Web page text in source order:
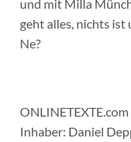
und mit Milla
geht alles, nichts
Ne?
ONLINETEXTE.com
Inhaber: Daniel